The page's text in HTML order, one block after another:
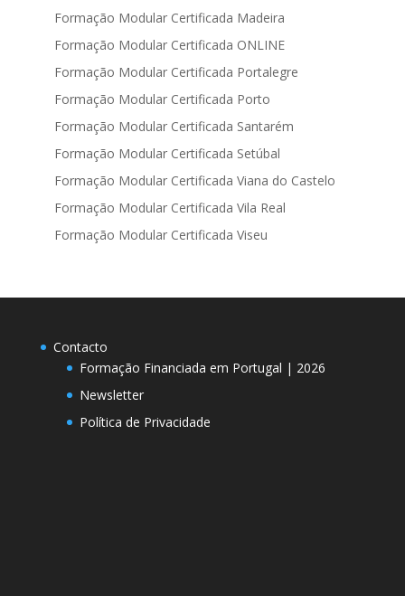
Formação Modular Certificada Madeira
Formação Modular Certificada ONLINE
Formação Modular Certificada Portalegre
Formação Modular Certificada Porto
Formação Modular Certificada Santarém
Formação Modular Certificada Setúbal
Formação Modular Certificada Viana do Castelo
Formação Modular Certificada Vila Real
Formação Modular Certificada Viseu
Contacto
Formação Financiada em Portugal | 2026
Newsletter
Política de Privacidade